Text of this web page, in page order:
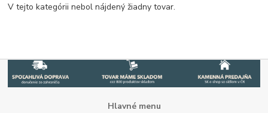
V tejto kategórii nebol nájdený žiadny tovar.
Hlavné menu